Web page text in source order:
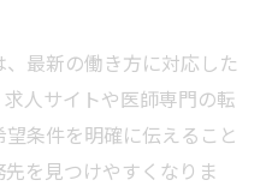
最新の働き方に対応した
人サイトや医師専門の転
条件を明確に伝えること
を見つけやすくなりま